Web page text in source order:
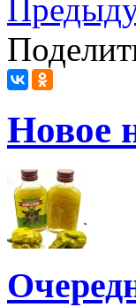
Новое